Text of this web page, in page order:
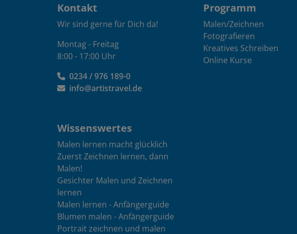
Kontakt
Wir sind gerne für Dich da!
Montag - Freitag
8:00 - 17:00 Uhr
0234 / 976 189-0
info@artistravel.de
Wissenswertes
Malen lernen macht glücklich
Zuerst Zeichnen lernen, dann
Malen!
Gesichter Malen und Zeichnen
lernen
Malen lernen - Anfängerguide
Blumen malen - Anfängerguide
Portrait zeichnen und malen
Programm
Malen/Zeichnen
Fotografieren
Kreatives Schreiben
Online Kurse